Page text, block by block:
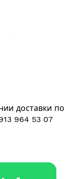
доставки по
964 53 07